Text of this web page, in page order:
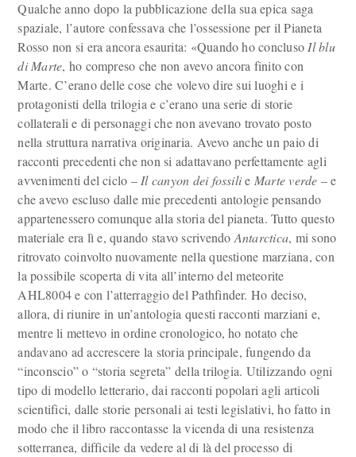
Qualche anno dopo la pubblicazione della sua epica saga
spaziale, l’autore confessava che l’ossessione per il Pianeta
Rosso non si era ancora esaurita: «Quando ho concluso Il blu
di Marte, ho compreso che non avevo ancora finito con
Marte. C’erano delle cose che volevo dire sui luoghi e i
protagonisti della trilogia e c’erano una serie di storie
collaterali e di personaggi che non avevano trovato posto
nella struttura narrativa originaria. Avevo anche un paio di
racconti precedenti che non si adattavano perfettamente agli
avvenimenti del ciclo – Il canyon dei fossilie Marte verde – e
che avevo escluso dalle mie precedenti antologie pensando
appartenessero comunque alla storia del pianeta. Tutto questo
materiale era lì e, quando stavo scrivendo Antarctica, mi sono
ritrovato coinvolto nuovamente nella questione marziana, con
la possibile scoperta di vita all’interno del meteorite
AHL8004 e con l’atterraggio del Pathfinder. Ho deciso,
allora, di riunire in un’antologia questi racconti marziani e,
mentre li mettevo in ordine cronologico, ho notato che
andavano ad accrescere la storia principale, fungendo da
“inconscio” o “storia segreta” della trilogia. Utilizzando ogni
tipo di modello letterario, dai racconti popolari agli articoli
scientifici, dalle storie personali ai testi legislativi, ho fatto in
modo che il libro raccontasse la vicenda di una resistenza
sotterranea, difficile da vedere al di là del processo di